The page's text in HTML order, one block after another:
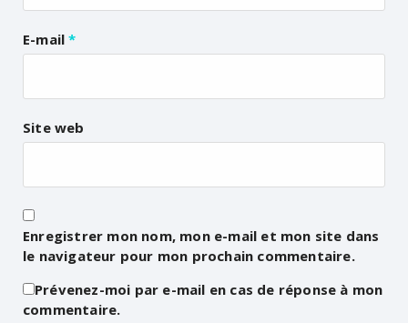
E-mail*
Site web
Enregistrer mon nom, mon e-mail et mon site dans
le navigateur pour mon prochain commentaire.
Prévenez-moi par e-mail en cas de réponse à mon
commentaire.